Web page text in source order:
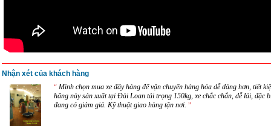
Nhận xét của khách hàng
“ Mình chọn mua xe đẩy hàng để vận chuyển hàng hóa dễ dàng hơn, tiết
hãng này sản xuất tại Đài Loan tải trọng 150kg, xe chắc chắn, dễ lái, đặc
đang có giảm giá. Kỹ thuật giao hàng tận nơi. ”